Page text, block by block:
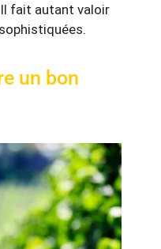
fait autant valoir
un bon